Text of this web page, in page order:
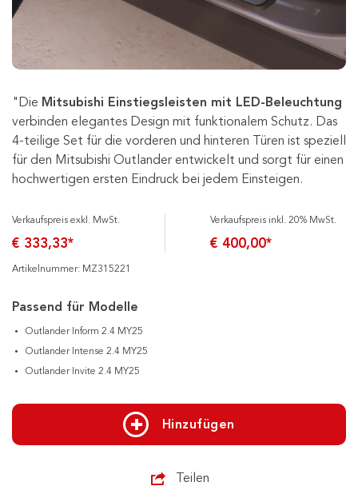
"Die Mitsubishi Einstiegsleisten mit LED-Beleuchtung
verbinden elegantes Design mit funktionalem Schutz. Das
4-teilige Set für die vorderen und hinteren Türen ist speziell
für den Mitsubishi Outlander entwickelt und sorgt für einen
hochwertigen ersten Eindruck bei jedem Einsteigen.
Verkaufspreis exkl. MwSt.
€ 333,33*
Verkaufspreis inkl. 20% MwSt.
€ 400,00*
Artikelnummer: MZ315221
Passend für Modelle
Outlander Inform 2.4 MY25
Outlander Intense 2.4 MY25
Outlander Invite 2.4 MY25
Hinzufügen
Teilen